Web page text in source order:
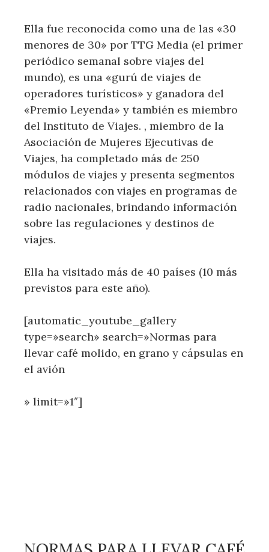
Ella fue reconocida como una de las «30
menores de 30» por TTG Media (el primer
periódico semanal sobre viajes del
mundo), es una «gurú de viajes de
operadores turísticos» y ganadora del
«Premio Leyenda» y también es miembro
del Instituto de Viajes. , miembro de la
Asociación de Mujeres Ejecutivas de
Viajes, ha completado más de 250
módulos de viajes y presenta segmentos
relacionados con viajes en programas de
radio nacionales, brindando información
sobre las regulaciones y destinos de
viajes.
Ella ha visitado más de 40 países (10 más
previstos para este año).
[automatic_youtube_gallery
type=»search» search=»Normas para
llevar café molido, en grano y cápsulas en
el avión
» limit=»1″]